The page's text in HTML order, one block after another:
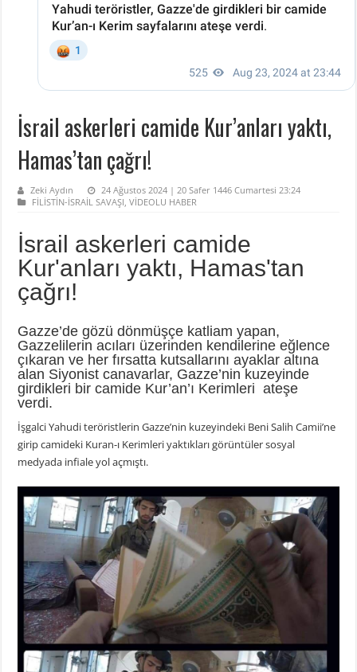
İsrail askerleri camide Kur’anları yaktı,
Hamas’tan çağrı!
Zeki Aydın
24 Ağustos 2024 | 20 Safer 1446 Cumartesi 23:24
FİLİSTİN-İSRAİL SAVAŞI ,VİDEOLU HABER
İsrail askerleri camide
Kur'anları yaktı, Hamas'tan
çağrı!
Gazze’de gözü dönmüşçe katliam yapan,
Gazzelilerin acıları üzerinden kendilerine eğlence
çıkaran ve her fırsatta kutsallarını ayaklar altına
alan Siyonist canavarlar, Gazze’nin kuzeyinde
girdikleri bir camide Kur’an’ı Kerimleri ateşe
verdi.
İşgalci Yahudi teröristlerin Gazze’nin kuzeyindeki Beni Salih Camii’ne
girip camideki Kuran-ı Kerimleri yaktıkları görüntüler sosyal
medyada infiale yol açmıştı.